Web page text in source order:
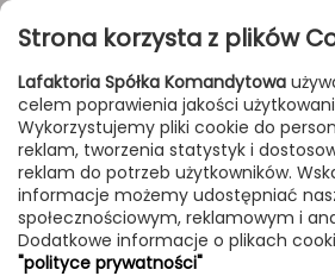
Przejdź do treści
FILTROWANIE &
Lampy Producenci Fontana
Bianca podłogowa -
Strona korzysta z plików
Lafaktoria Spółka Komandytowa
celem poprawienia jakości
Wykorzystujemy pliki cookie do
reklam, tworzenia statystyk i
reklam do potrzeb użytkowników.
informacje możemy udostępniać
społecznościowym, reklamowym i
Dodatkowe informacje o plikach
"polityce prywatności"